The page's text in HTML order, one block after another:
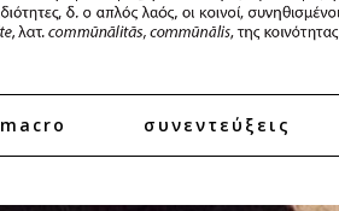
macro συνεντεύξεις